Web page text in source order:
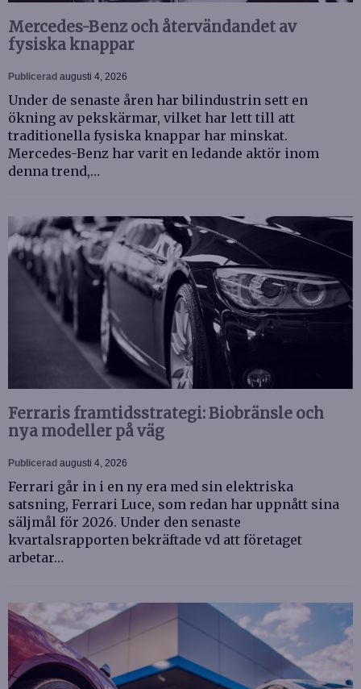
Mercedes-Benz och återvändandet av
fysiska knappar
Publicerad augusti 4, 2026
Under de senaste åren har bilindustrin sett en
ökning av pekskärmar, vilket har lett till att
traditionella fysiska knappar har minskat.
Mercedes-Benz har varit en ledande aktör inom
denna trend,…
Ferraris framtidsstrategi: Biobränsle och
nya modeller på väg
Publicerad augusti 4, 2026
Ferrari går in i en ny era med sin elektriska
satsning, Ferrari Luce, som redan har uppnått sina
säljmål för 2026. Under den senaste
kvartalsrapporten bekräftade vd att företaget
arbetar…